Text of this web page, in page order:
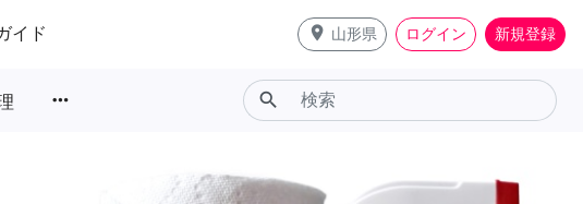
イド place 山形県 ログイン 新規登録
more_horiz search